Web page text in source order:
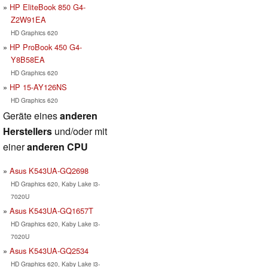
HP EliteBook 850 G4-
Z2W91EA
HD Graphics 620
HP ProBook 450 G4-
Y8B58EA
HD Graphics 620
HP 15-AY126NS
HD Graphics 620
Geräte einesanderen
Herstellers und/oder mit
eineranderen CPU
Asus K543UA-GQ2698
HD Graphics 620, Kaby Lake i3-
7020U
Asus K543UA-GQ1657T
HD Graphics 620, Kaby Lake i3-
7020U
Asus K543UA-GQ2534
HD Graphics 620, Kaby Lake i3-